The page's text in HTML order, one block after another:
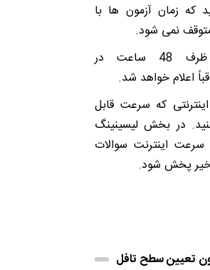
که زمان آزمون ها با
نمی شود.
در
اعلام خواهد شد.
که سرعت قابل
در بخش لیسینینگ
اینترنت سوالات
پخش شود.
تعیین سطح تافل